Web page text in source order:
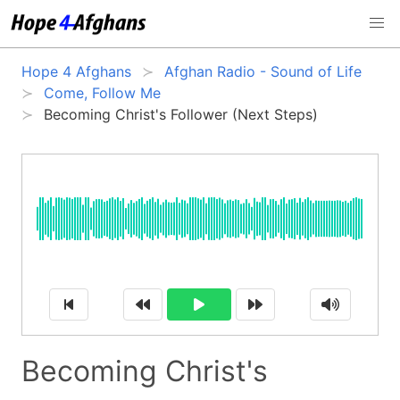
Hope 4 Afghans
Afghan Radio - Sound of Life
Come, Follow Me
Becoming Christ's Follower (Next Steps)
Becoming Christ's